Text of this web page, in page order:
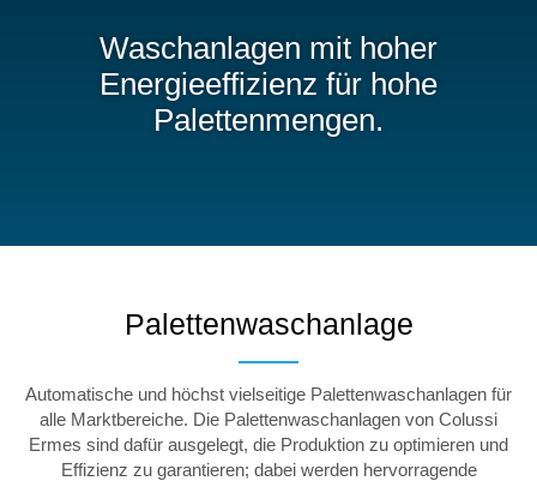
Waschanlagen mit hoher
Energieeffizienz für hohe
Palettenmengen.
Palettenwaschanlage
Automatische und höchst vielseitige Palettenwaschanlagen für
alle Marktbereiche. Die Palettenwaschanlagen von Colussi
Ermes sind dafür ausgelegt, die Produktion zu optimieren und
Effizienz zu garantieren; dabei werden hervorragende